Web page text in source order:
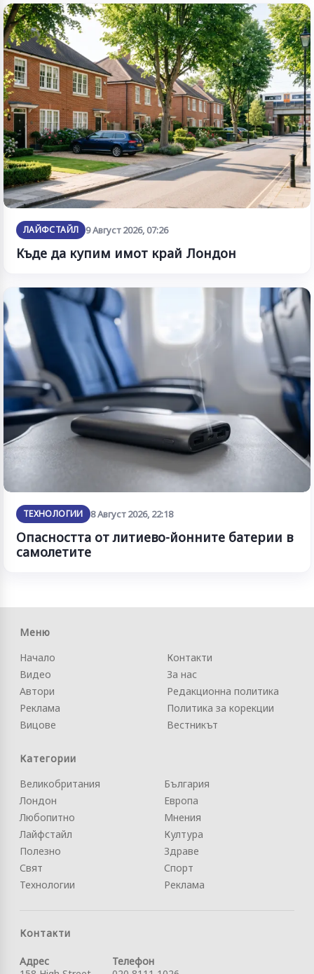
ЛАЙФСТАЙЛ 9 Август 2026, 07:26
Къде да купим имот край Лондон
ТЕХНОЛОГИИ 8 Август 2026, 22:18
Опасността от литиево-йонните батерии в
самолетите
Меню
Начало
Видео
Автори
Реклама
Вицове
Контакти
За нас
Редакционна политика
Политика за корекции
Вестникът
Категории
Великобритания
Лондон
Любопитно
Лайфстайл
Полезно
Свят
Технологии
България
Европа
Мнения
Култура
Здраве
Спорт
Реклама
Контакти
Адрес
Телефон